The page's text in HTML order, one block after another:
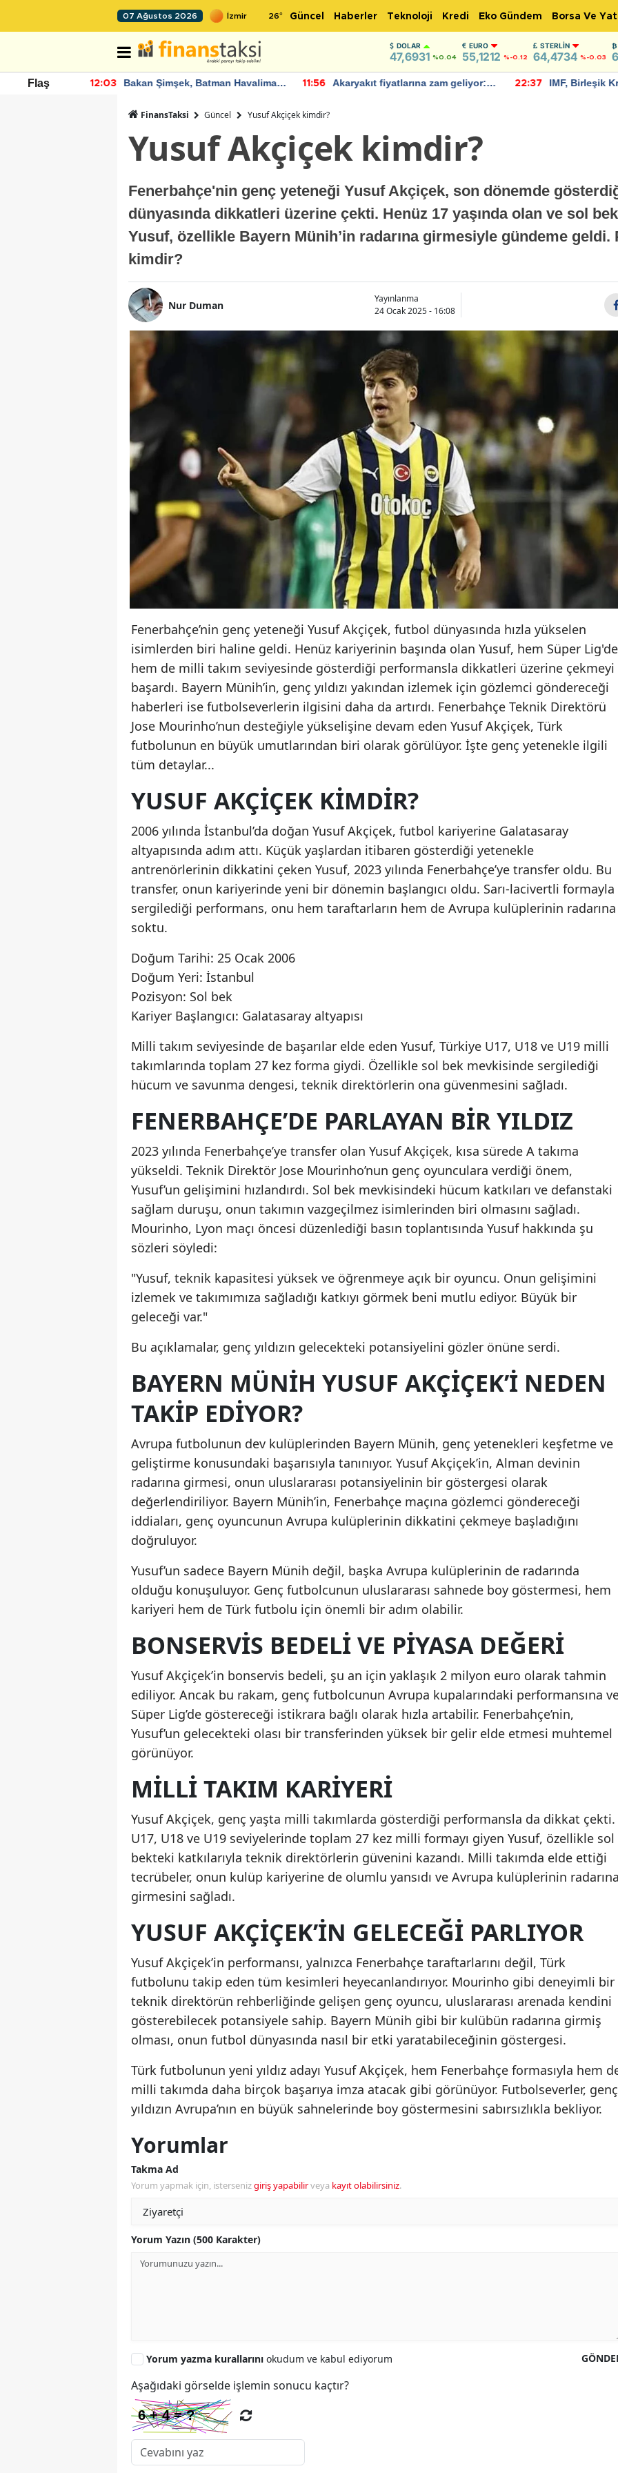
07 Ağustos 2026 26° Güncel Haberler Teknoloji Kredi Eko Gündem Borsa Ve
DOLAR
47,6931 %0.04
EURO
55,1212 %-0.12
STERLIN
64,4734 %-0.03
Flaş
artan
12:03
Bakan Şimşek, Batman Havalimanı
bulundu
11:56
Akaryakıt fiyatlarına zam geliyor:
22:37
IMF, Birleşik
FinansTaksi Güncel Yusuf Akçiçek kimdir?
Yusuf Akçiçek kimdir?
Fenerbahçe'nin genç yeteneği Yusuf Akçiçek, son dönemde
dünyasında dikkatleri üzerine çekti. Henüz 17 yaşında olan ve sol
Yusuf, özellikle Bayern Münih’in radarına girmesiyle gündeme geldi.
kimdir?
Nur Duman
Yayınlanma
24 Ocak 2025 - 16:08
Fenerbahçe’nin genç yeteneği Yusuf Akçiçek, futbol dünyasında hızla yükselen
isimlerden biri haline geldi. Henüz kariyerinin başında olan Yusuf, hem Süper Lig'de
hem de milli takım seviyesinde gösterdiği performansla dikkatleri üzerine çekmeyi
başardı. Bayern Münih’in, genç yıldızı yakından izlemek için gözlemci göndereceği
haberleri ise futbolseverlerin ilgisini daha da artırdı. Fenerbahçe Teknik Direktörü
Jose Mourinho’nun desteğiyle yükselişine devam eden Yusuf Akçiçek, Türk
futbolunun en büyük umutlarından biri olarak görülüyor. İşte genç yetenekle ilgili
tüm detaylar...
YUSUF AKÇIÇEK KIMDIR?
2006 yılında İstanbul’da doğan Yusuf Akçiçek, futbol kariyerine Galatasaray
altyapısında adım attı. Küçük yaşlardan itibaren gösterdiği yetenekle
antrenörlerinin dikkatini çeken Yusuf, 2023 yılında Fenerbahçe’ye transfer oldu. Bu
transfer, onun kariyerinde yeni bir dönemin başlangıcı oldu. Sarı-lacivertli formayla
sergilediği performans, onu hem taraftarların hem de Avrupa kulüplerinin radarına
soktu.
Doğum Tarihi: 25 Ocak 2006
Doğum Yeri: İstanbul
Pozisyon: Sol bek
Kariyer Başlangıcı: Galatasaray altyapısı
Milli takım seviyesinde de başarılar elde eden Yusuf, Türkiye U17, U18 ve U19 milli
takımlarında toplam 27 kez forma giydi. Özellikle sol bek mevkisinde sergilediği
hücum ve savunma dengesi, teknik direktörlerin ona güvenmesini sağladı.
FENERBAHÇE’DE PARLAYAN BIR YILDIZ
2023 yılında Fenerbahçe’ye transfer olan Yusuf Akçiçek, kısa sürede A takıma
yükseldi. Teknik Direktör Jose Mourinho’nun genç oyunculara verdiği önem,
Yusuf’un gelişimini hızlandırdı. Sol bek mevkisindeki hücum katkıları ve defanstaki
sağlam duruşu, onun takımın vazgeçilmez isimlerinden biri olmasını sağladı.
Mourinho, Lyon maçı öncesi düzenlediği basın toplantısında Yusuf hakkında şu
sözleri söyledi:
"Yusuf, teknik kapasitesi yüksek ve öğrenmeye açık bir oyuncu. Onun gelişimini
izlemek ve takımımıza sağladığı katkıyı görmek beni mutlu ediyor. Büyük bir
geleceği var."
Bu açıklamalar, genç yıldızın gelecekteki potansiyelini gözler önüne serdi.
BAYERN MÜNIH YUSUF AKÇIÇEK’I NEDEN
TAKIP EDIYOR?
Avrupa futbolunun dev kulüplerinden Bayern Münih, genç yetenekleri keşfetme ve
geliştirme konusundaki başarısıyla tanınıyor. Yusuf Akçiçek’in, Alman devinin
radarına girmesi, onun uluslararası potansiyelinin bir göstergesi olarak
değerlendiriliyor. Bayern Münih’in, Fenerbahçe maçına gözlemci göndereceği
iddiaları, genç oyuncunun Avrupa kulüplerinin dikkatini çekmeye başladığını
doğruluyor.
Yusuf’un sadece Bayern Münih değil, başka Avrupa kulüplerinin de radarında
olduğu konuşuluyor. Genç futbolcunun uluslararası sahnede boy göstermesi, hem
kariyeri hem de Türk futbolu için önemli bir adım olabilir.
BONSERVIS BEDELI VE PIYASA DEĞERI
Yusuf Akçiçek’in bonservis bedeli, şu an için yaklaşık 2 milyon euro olarak tahmin
ediliyor. Ancak bu rakam, genç futbolcunun Avrupa kupalarındaki performansına
Süper Lig’de göstereceği istikrara bağlı olarak hızla artabilir. Fenerbahçe’nin,
Yusuf’un gelecekteki olası bir transferinden yüksek bir gelir elde etmesi muhtemel
görünüyor.
MILLI TAKIM KARIYERI
Yusuf Akçiçek, genç yaşta milli takımlarda gösterdiği performansla da dikkat çekti.
U17, U18 ve U19 seviyelerinde toplam 27 kez milli formayı giyen Yusuf, özellikle sol
bekteki katkılarıyla teknik direktörlerin güvenini kazandı. Milli takımda elde ettiği
tecrübeler, onun kulüp kariyerine de olumlu yansıdı ve Avrupa kulüplerinin
girmesini sağladı.
YUSUF AKÇIÇEK’IN GELECEĞI PARLIYOR
Yusuf Akçiçek’in performansı, yalnızca Fenerbahçe taraftarlarını değil, Türk
futbolunu takip eden tüm kesimleri heyecanlandırıyor. Mourinho gibi deneyimli bir
teknik direktörün rehberliğinde gelişen genç oyuncu, uluslararası arenada kendini
gösterebilecek potansiyele sahip. Bayern Münih gibi bir kulübün radarına girmiş
olması, onun futbol dünyasında nasıl bir etki yaratabileceğinin göstergesi.
Türk futbolunun yeni yıldız adayı Yusuf Akçiçek, hem Fenerbahçe formasıyla hem
milli takımda daha birçok başarıya imza atacak gibi görünüyor. Futbolseverler, genç
yıldızın Avrupa’nın en büyük sahnelerinde boy göstermesini sabırsızlıkla bekliyor.
Yorumlar
Takma Ad
Yorum yapmak için, istersenizgiriş yapabilirveya kayıt olabilirsiniz.
Yorum Yazın (500 Karakter)
Yorum yazma kurallarını okudum ve kabul ediyorum
Aşağıdaki görselde işlemin sonucu kaçtır?